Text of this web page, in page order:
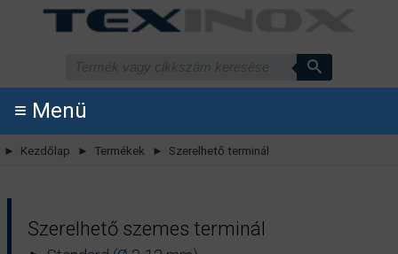
≡ Menü
► Kezdőlap ► Termékek ► Szerelhető terminál
Szerelhető szemes terminál